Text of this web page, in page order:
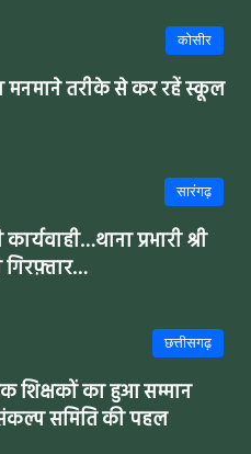
कोसीर
मनमाने तरीके से कर रहें स्कूल
सारंगढ़
प्रभारी श्री
गिरफ़्तार…
छत्तीसगढ़
शिक्षकों का हुआ सम्मान
समिति की पहल